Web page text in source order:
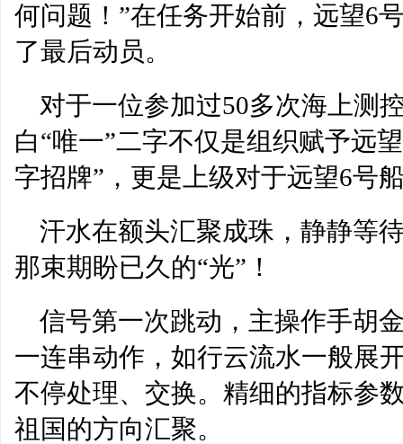
何问题！”在任务开始前，远望6
了最后动员。
对于一位参加过50多次海上测
白“唯一”二字不仅是组织赋予远
字招牌”，更是上级对于远望6号
汗水在额头汇聚成珠，静静等
那束期盼已久的“光”！
信号第一次跳动，主操作手胡
一连串动作，如行云流水一般展
不停处理、交换。精细的指标参
祖国的方向汇聚。